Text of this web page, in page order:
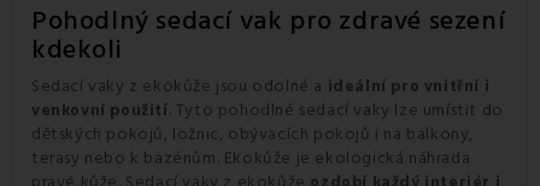
Pohodlný sedací vak pro zdravé sezení
kdekoli
Sedací vaky z ekokůže jsou odolné a ideální pro vnitřní i
venkovní použití. Tyto pohodlné sedací vaky lze umístit do
dětských pokojů, ložnic, obývacích pokojů i na balkony,
terasy nebo k bazénům. Ekokůže je ekologická náhrada